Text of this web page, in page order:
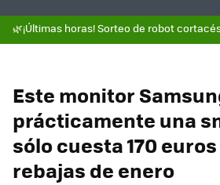
🌿¡Últimas horas! Sorteo de robot
Este monitor
prácticamente una
sólo cuesta 170
rebajas de enero